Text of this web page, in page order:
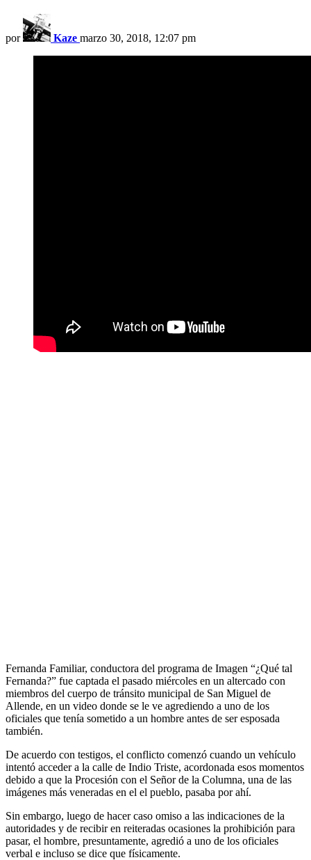
por Kaze marzo 30, 2018, 12:07 pm
Fernanda Familiar, conductora del programa de Imagen “¿Qué tal
Fernanda?” fue captada el pasado miércoles en un altercado con
miembros del cuerpo de tránsito municipal de San Miguel de
Allende, en un video donde se le ve agrediendo a uno de los
oficiales que tenía sometido a un hombre antes de ser esposada
también.
De acuerdo con testigos, el conflicto comenzó cuando un vehículo
intentó acceder a la calle de Indio Triste, acordonada esos momentos
debido a que la Procesión con el Señor de la Columna, una de las
imágenes más veneradas en el el pueblo, pasaba por ahí.
Sin embargo, luego de hacer caso omiso a las indicaciones de la
autoridades y de recibir en reiteradas ocasiones la prohibición para
pasar, el hombre, presuntamente, agredió a uno de los oficiales
verbal e incluso se dice que físicamente.